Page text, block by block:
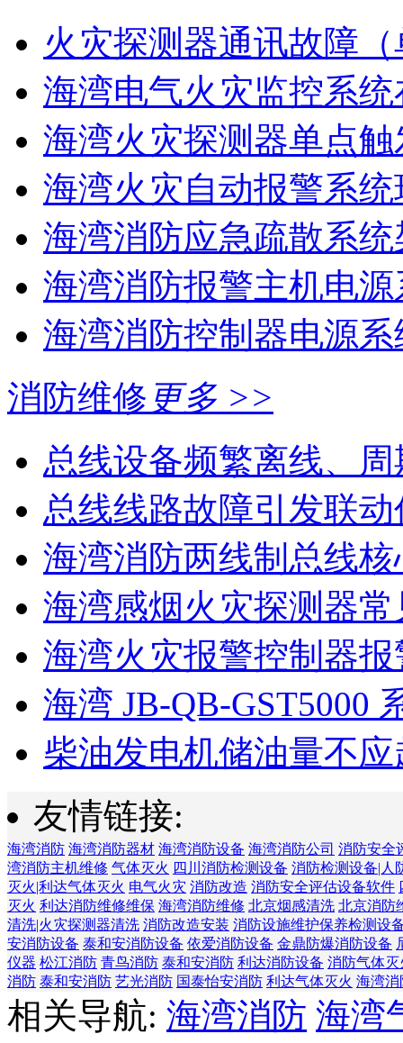
火灾探测器通讯故障
海湾电气火灾监控系统
海湾火灾探测器单点
海湾火灾自动报警系统
海湾消防应急疏散系统
海湾消防报警主机电源
海湾消防控制器电源系
消防维修 更多 >>
总线设备频繁离线、
总线线路故障引发联
海湾消防两线制总线核
海湾感烟火灾探测器常
海湾火灾报警控制器报
海湾 JB-QB-GST5000
柴油发电机储油量不应
友情链接:
海湾消防 海湾消防器材 海湾消防设备 海湾消防公司 消防安全
湾消防主机维修 气体灭火 四川消防检测设备 消防检测设备|人
灭火|利达气体灭火 电气火灾 消防改造 消防安全评估设备软件
灭火 利达消防维修维保 海湾消防维修 北京烟感清洗 北京消防
清洗|火灾探测器清洗 消防改造安装 消防设施维护保养检测设
安消防设备 泰和安消防设备 依爱消防设备 金鼎防爆消防设备
仪器 松江消防 青鸟消防 泰和安消防 利达消防设备 消防气体灭
消防 泰和安消防 艺光消防 国泰怡安消防 利达气体灭火 海湾消
相关导航: 海湾消防 海湾